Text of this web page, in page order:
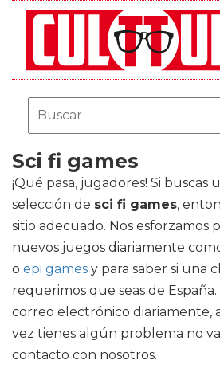
Sci fi games
¡Qué pasa, jugadores! Si buscas
selección de sci fi games,
sitio adecuado. Nos esforzamos
nuevos juegos diariamente
o epi games y para saber si una
requerimos que seas de
correo electrónico diariamente,
vez tienes algún problema no
contacto con nosotros.